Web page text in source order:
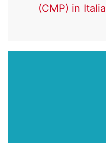
(CMP) in Italia